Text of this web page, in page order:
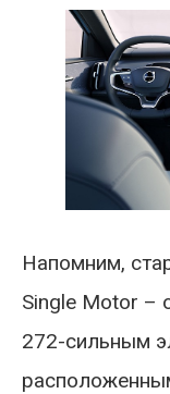
Напомним,
Single Motor –
272-сильным